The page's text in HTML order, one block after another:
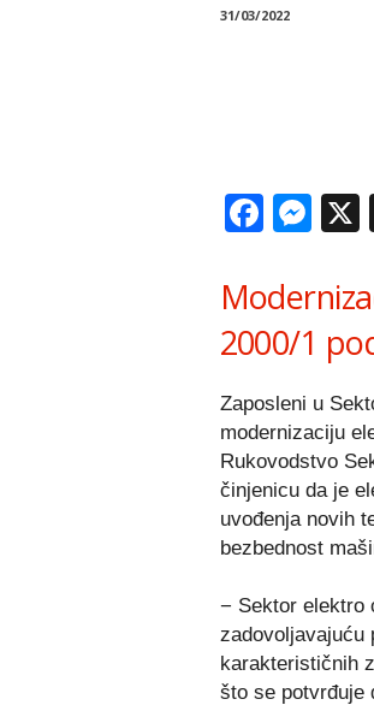
31/03/2022
2000/1
Zaposleni u
modernizaciju
Rukovodstvo
činjenicu da je
uvođenja novih
bezbednost
− Sektor elektro
zadovoljavajuću
karakterističnih
što se potvrđuje